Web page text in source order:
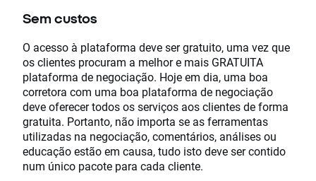
Sem custos
O acesso à plataforma deve ser gratuito, uma vez que
os clientes procuram a melhor e mais GRATUITA
plataforma de negociação. Hoje em dia, uma boa
corretora com uma boa plataforma de negociação
deve oferecer todos os serviços aos clientes de forma
gratuita. Portanto, não importa se as ferramentas
utilizadas na negociação, comentários, análises ou
educação estão em causa, tudo isto deve ser contido
num único pacote para cada cliente.